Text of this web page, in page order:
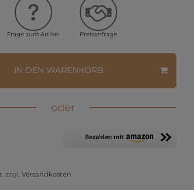
Frage zum Artikel Preisanfrage
IN DEN WARENKORB
oder
zzgl. Versandkosten